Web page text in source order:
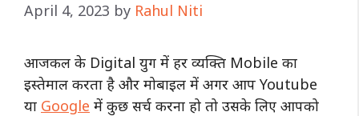
April 4, 2023 by Rahul Niti
आजकल के Digital युग में हर व्यक्ति Mobile का
इस्तेमाल करता है और मोबाइल में अगर आप Youtube
या Google में कुछ सर्च करना हो तो उसके लिए आपको